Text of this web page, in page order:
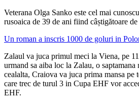
Veterana Olga Sanko este cel mai
rusoaica de 39 de ani fiind câștigătoare
Un roman a inscris 1000 de goluri in
Zalaul va juca primul meci la Viena, pe
urmand sa aiba loc la Zalau, o saptamana
cealalta, Craiova va juca prima mansa pe
care trec de turul 3 in Cupa EHF vor
EHF.